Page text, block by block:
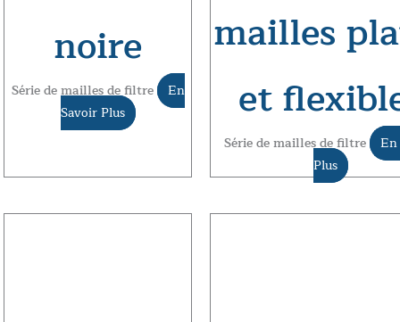
noire
Série de mailles de filtre En
Savoir Plus
mailles
et
Série de mailles de filtre En
Plus